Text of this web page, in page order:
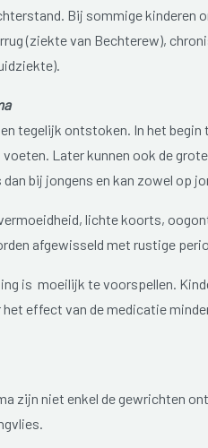
Bij sommige kinderen
(ziekte van Bechterew),
tegelijk ontstoken. In het begin
voeten. Later kunnen ook de
bij jongens en kan zowel op
lichte koorts,
afgewisseld met rustige
is moeilijk te voorspellen.
effect van de medicatie
zijn niet enkel de gewrichten